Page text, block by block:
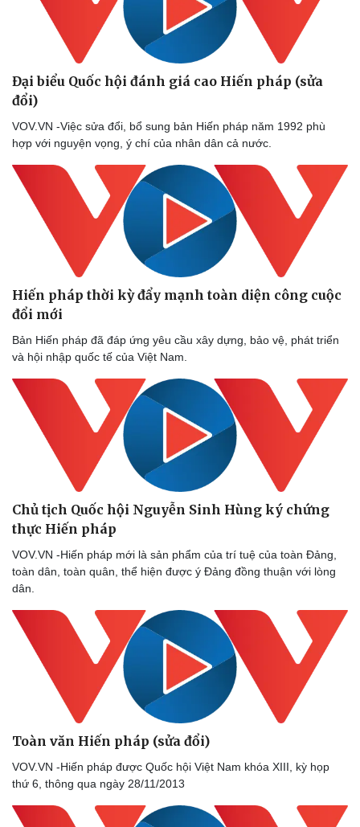
Pháp luật
Tư vấn luật
Quân sự - Quốc phòng
Vũ khí
Việt Nam
Phân tích
Đại biểu Quốc hội đánh giá cao Hiến pháp (sửa
đổi)
VOV.VN -Việc sửa đổi, bổ sung bản Hiến pháp năm 1992 phù
hợp với nguyện vọng, ý chí của nhân dân cả nước.
Hiến pháp thời kỳ đẩy mạnh toàn diện công cuộc
đổi mới
Bản Hiến pháp đã đáp ứng yêu cầu xây dựng, bảo vệ, phát triển
và hội nhập quốc tế của Việt Nam.
Chủ tịch Quốc hội Nguyễn Sinh Hùng ký chứng
thực Hiến pháp
VOV.VN -Hiến pháp mới là sản phẩm của trí tuệ của toàn Đảng,
toàn dân, toàn quân, thể hiện được ý Đảng đồng thuận với lòng
dân.
Toàn văn Hiến pháp (sửa đổi)
VOV.VN -Hiến pháp được Quốc hội Việt Nam khóa XIII, kỳ họp
thứ 6, thông qua ngày 28/11/2013